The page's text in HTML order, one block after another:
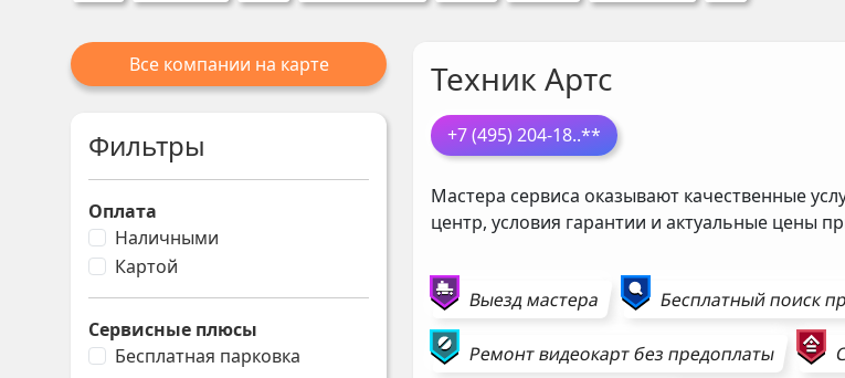
Все компании на карте
Фильтры
Оплата
Наличными
Картой
Сервисные плюсы
Бесплатная парковка
Техник Артс
+7 (495) 204-18..**
Мастера сервиса оказывают качественные
центр, условия гарантии и актуальные цены
Выезд мастера Бесплатный поиск
Ремонтвидеокартбез предоплаты